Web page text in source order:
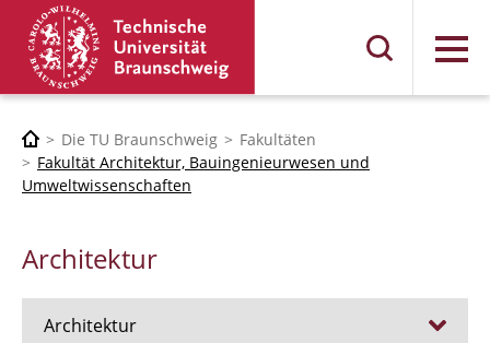
Menü
Die TU Braunschweig
Fakultäten
Fakultät Architektur, Bauingenieurwesen und
Umweltwissenschaften
Architektur
Architektur